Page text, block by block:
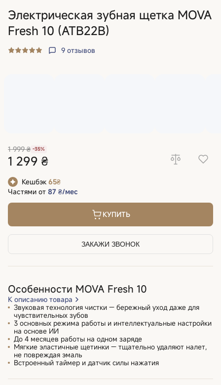
Электрическая зубная щетка MOVA
Fresh 10 (ATB22B)
9 отзывов
1 999 ₴ -35%
1 299 ₴
КУПИТЬ
ЗАКАЖИ ЗВОНОК
Кешбэк 65₴
Частями от 87 ₴/мес
Особенности MOVA Fresh 10
К описанию товара
Звуковая технология чистки — бережный уход даже для
чувствительных зубов
3 основных режима работы и интеллектуальные настройки
на основе ИИ
До 4 месяцев работы на одном заряде
Мягкие эластичные щетинки — тщательно удаляют налет,
не повреждая эмаль
Встроенный таймер и датчик силы нажатия